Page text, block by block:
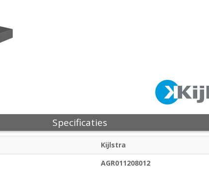
Specificaties
Kijlstra
AGR011208012